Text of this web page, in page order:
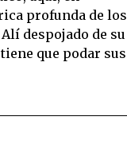
profunda de los
despojado de su
que podar sus